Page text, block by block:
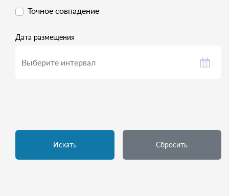
Точное совпадение
Дата размещения
Искать Сбросить